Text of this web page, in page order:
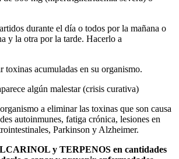
durante el día o todos por la mañana o
y la otra por la tarde. Hacerlo a
acumuladas en su organismo.
algún malestar (crisis curativa)
a eliminar las toxinas que son causa
autoinmunes, fatiga crónica, lesiones en
Parkinson y Alzheimer.
y TERPENOS en cantidades